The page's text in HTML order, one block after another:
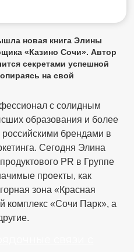
новая книга Элины
«Казино Сочи». Автор
секретами успешной
на свой
с солидным
образования и более
брендами в
Сегодня Элина
PR в Группе
проекты, как
зона «Красная
комплекс «Сочи Парк», а